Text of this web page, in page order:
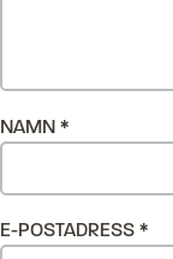
NAMN *
E-POSTADRESS *